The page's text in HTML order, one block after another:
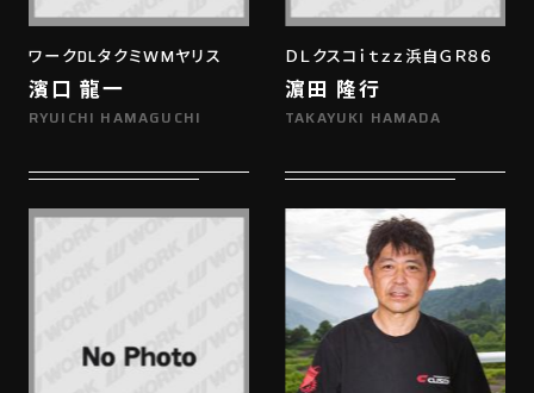
ワークDLタクミWMヤリス
濱口 龍一
RYUICHI HAMAGUCHI
ＤＬクスコｉｔｚｚ浜自ＧＲ８６
濵田 隆行
TAKAYUKI HAMADA